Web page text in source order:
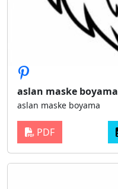
aslan maske boyama
aslan maske boyama
PDF